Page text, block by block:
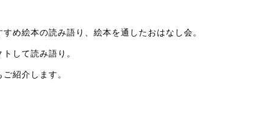
め絵本の読み語り、絵本を通したおはなし会。
して読み語り。
紹介します。